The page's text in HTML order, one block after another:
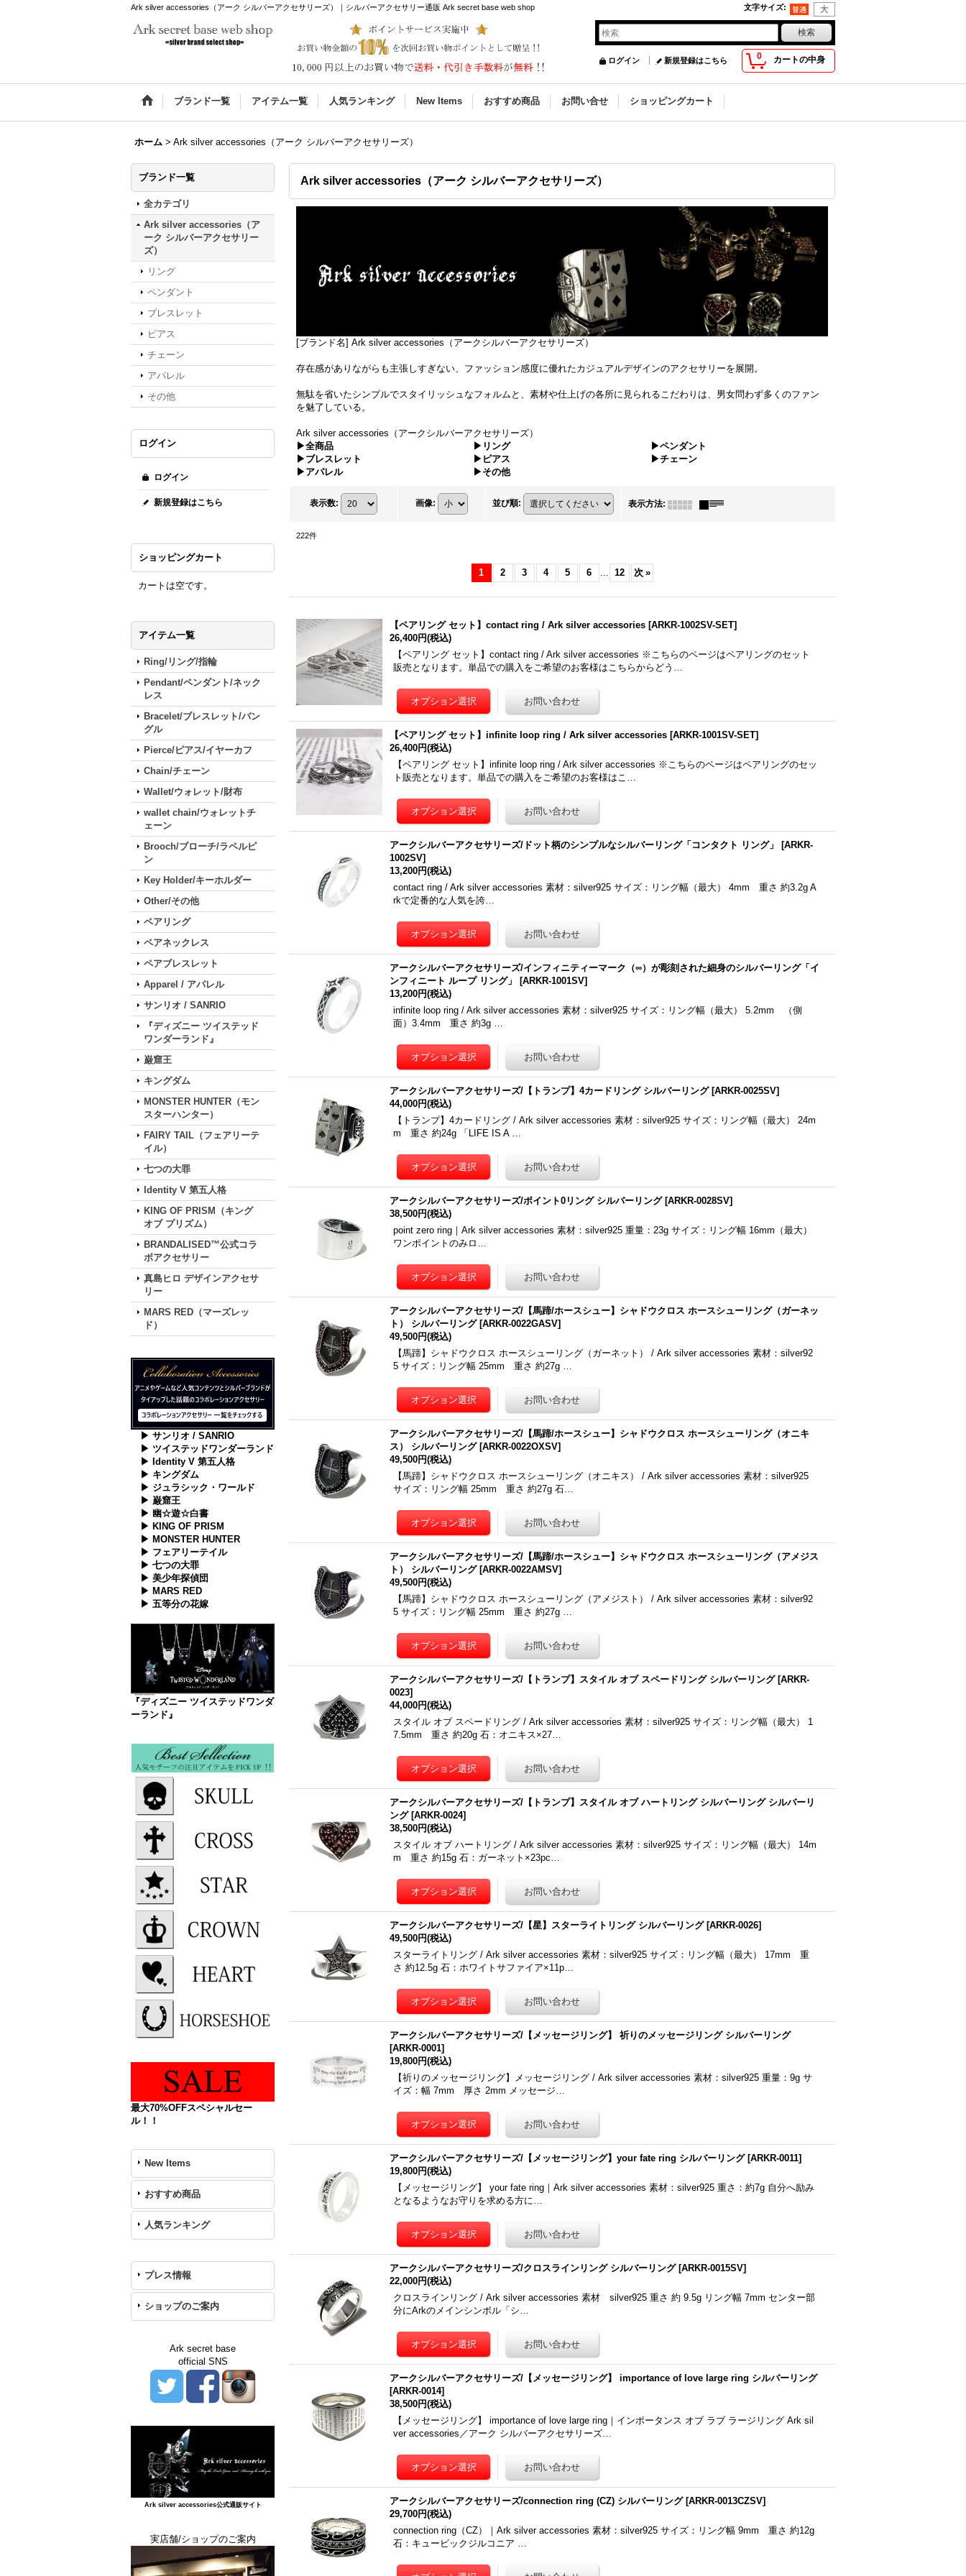
Ark silver accessories（アーク シルバーアクセサリーズ）｜シルバーアクセサリー通販 Ark secret base web shop 文字サイズ:
0 カートの中身
ログイン 新規登録はこちら
ブランド一覧 アイテム一覧 人気ランキング New Items おすすめ商品 お問い合せ ショッピングカート
ホーム > Ark silver accessories（アーク シルバーアクセサリーズ）
ブランド一覧
全カテゴリ
Ark silver accessories（ア
ーク シルバーアクセサリー
ズ）
リング
ペンダント
ブレスレット
ピアス
チェーン
アパレル
その他
ログイン
ログイン
新規登録はこちら
ショッピングカート
カートは空です。
アイテム一覧
Ring/リング/指輪
Pendant/ペンダント/ネック
レス
Bracelet/ブレスレット/バン
グル
Pierce/ピアス/イヤーカフ
Chain/チェーン
Wallet/ウォレット/財布
wallet chain/ウォレットチ
ェーン
Brooch/ブローチ/ラペルピ
ン
Key Holder/キーホルダー
Other/その他
ペアリング
ペアネックレス
ペアブレスレット
Apparel / アパレル
サンリオ / SANRIO
『ディズニー ツイステッド
ワンダーランド』
巌窟王
キングダム
MONSTER HUNTER（モン
スターハンター）
FAIRY TAIL（フェアリーテ
イル）
七つの大罪
Identity V 第五人格
KING OF PRISM（キング
オブ プリズム）
BRANDALISED™公式コラ
ボアクセサリー
真島ヒロ デザインアクセサ
リー
MARS RED（マーズレッ
ド）
▶ サンリオ / SANRIO
▶ ツイステッドワンダーランド
▶ Identity V 第五人格
▶ キングダム
▶ ジュラシック・ワールド
▶ 巌窟王
▶ 幽☆遊☆白書
▶ KING OF PRISM
▶ MONSTER HUNTER
▶ フェアリーテイル
▶ 七つの大罪
▶ 美少年探偵団
▶ MARS RED
▶ 五等分の花嫁
『ディズニー ツイステッドワンダ
ーランド』
最大70%OFFスペシャルセー
ル！！
New Items
おすすめ商品
人気ランキング
プレス情報
ショップのご案内
Ark secret base
official SNS
Ark silver accessories公式通販サイト
実店舗/ショップのご案内
Ark silver accessories（アーク シルバーアクセサリーズ）
[ブランド名] Ark silver accessories（アークシルバーアクセサリーズ）
存在感がありながらも主張しすぎない、ファッション感度に優れたカジュアルデザインのアクセサリーを展開。
無駄を省いたシンプルでスタイリッシュなフォルムと、素材や仕上げの各所に見られるこだわりは、男女問わず多くのファン
を魅了している。
Ark silver accessories（アークシルバーアクセサリーズ）
▶全商品
▶リング
▶ペンダント
▶ブレスレット
▶ピアス
▶チェーン
▶アパレル
▶その他
表示数: 画像: 並び順: 表示方法:
222件
1 2 3 4 5 6 ... 12 次 »
【ペアリング セット】contact ring / Ark silver accessories [ARKR-1002SV-SET]
26,400円(税込)
【ペアリング セット】contact ring / Ark silver accessories ※こちらのページはペアリングのセット
販売となります。単品での購入をご希望のお客様はこちらからどう…
【ペアリング セット】infinite loop ring / Ark silver accessories [ARKR-1001SV-SET]
26,400円(税込)
【ペアリング セット】infinite loop ring / Ark silver accessories ※こちらのページはペアリングのセッ
ト販売となります。単品での購入をご希望のお客様はこ…
アークシルバーアクセサリーズ/ドット柄のシンプルなシルバーリング「コンタクト リング」 [ARKR-
1002SV]
13,200円(税込)
contact ring / Ark silver accessories 素材：silver925 サイズ：リング幅（最大） 4mm 重さ 約3.2g A
rkで定番的な人気を誇…
アークシルバーアクセサリーズ/インフィニティーマーク（∞）が彫刻された細身のシルバーリング「イ
ンフィニート ループ リング」
[ARKR-1001SV]
13,200円(税込)
infinite loop ring / Ark silver accessories 素材：silver925 サイズ：リング幅（最大） 5.2mm （側
面）3.4mm 重さ 約3g …
アークシルバーアクセサリーズ/【トランプ】4カードリング シルバーリング [ARKR-0025SV]
44,000円(税込)
【トランプ】4カードリング / Ark silver accessories 素材：silver925 サイズ：リング幅（最大） 24m
m 重さ 約24g 「LIFE IS A …
アークシルバーアクセサリーズ/ポイント0リング シルバーリング [ARKR-0028SV]
38,500円(税込)
point zero ring｜Ark silver accessories 素材：silver925 重量：23g サイズ：リング幅 16mm（最大）
ワンポイントのみロ…
アークシルバーアクセサリーズ/【馬蹄/ホースシュー】シャドウクロス ホースシューリング（ガーネッ
ト） シルバーリング [ARKR-0022GASV]
49,500円(税込)
【馬蹄】シャドウクロス ホースシューリング（ガーネット） / Ark silver accessories 素材：silver92
5 サイズ：リング幅 25mm 重さ 約27g …
アークシルバーアクセサリーズ/【馬蹄/ホースシュー】シャドウクロス ホースシューリング（オニキ
ス） シルバーリング [ARKR-0022OXSV]
49,500円(税込)
【馬蹄】シャドウクロス ホースシューリング（オニキス） / Ark silver accessories 素材：silver925
サイズ：リング幅 25mm 重さ 約27g 石…
アークシルバーアクセサリーズ/【馬蹄/ホースシュー】シャドウクロス ホースシューリング（アメジス
ト） シルバーリング [ARKR-0022AMSV]
49,500円(税込)
【馬蹄】シャドウクロス ホースシューリング（アメジスト） / Ark silver accessories 素材：silver92
5 サイズ：リング幅 25mm 重さ 約27g …
アークシルバーアクセサリーズ/【トランプ】スタイル オブ スペードリング シルバーリング [ARKR-
0023]
44,000円(税込)
スタイル オブ スペードリング / Ark silver accessories 素材：silver925 サイズ：リング幅（最大） 1
7.5mm 重さ 約20g 石：オニキス×27…
アークシルバーアクセサリーズ/【トランプ】スタイル オブ ハートリング シルバーリング シルバーリ
ング [ARKR-0024]
38,500円(税込)
スタイル オブ ハートリング / Ark silver accessories 素材：silver925 サイズ：リング幅（最大） 14m
m 重さ 約15g 石：ガーネット×23pc…
アークシルバーアクセサリーズ/【星】スターライトリング シルバーリング [ARKR-0026]
49,500円(税込)
スターライトリング / Ark silver accessories 素材：silver925 サイズ：リング幅（最大） 17mm 重
さ 約12.5g 石：ホワイトサファイア×11p…
アークシルバーアクセサリーズ/【メッセージリング】 祈りのメッセージリング シルバーリング
[ARKR-0001]
19,800円(税込)
【祈りのメッセージリング】メッセージリング / Ark silver accessories 素材：silver925 重量：9g サ
イズ：幅 7mm 厚さ 2mm メッセージ…
アークシルバーアクセサリーズ/【メッセージリング】your fate ring シルバーリング [ARKR-0011]
19,800円(税込)
【メッセージリング】 your fate ring｜Ark silver accessories 素材：silver925 重さ：約7g 自分へ励み
となるようなお守りを求める方に…
アークシルバーアクセサリーズ/クロスラインリング シルバーリング [ARKR-0015SV]
22,000円(税込)
クロスラインリング / Ark silver accessories 素材 silver925 重さ 約 9.5g リング幅 7mm センター部
分にArkのメインシンボル「シ…
アークシルバーアクセサリーズ/【メッセージリング】 importance of love large ring シルバーリング
[ARKR-0014]
38,500円(税込)
【メッセージリング】 importance of love large ring｜インポータンス オブ ラブ ラージリング Ark sil
ver accessories／アーク シルバーアクセサリーズ…
アークシルバーアクセサリーズ/connection ring (CZ) シルバーリング [ARKR-0013CZSV]
29,700円(税込)
connection ring（CZ）｜Ark silver accessories 素材：silver925 サイズ：リング幅 9mm 重さ 約12g
石：キュービックジルコニア …